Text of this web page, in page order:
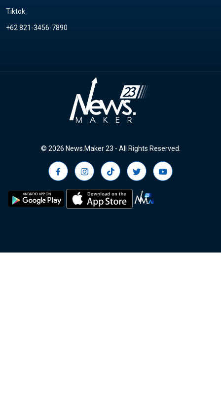
Tiktok
+62 821-3456-7890
© 2026 News.Maker 23 - All Rights Reserved.